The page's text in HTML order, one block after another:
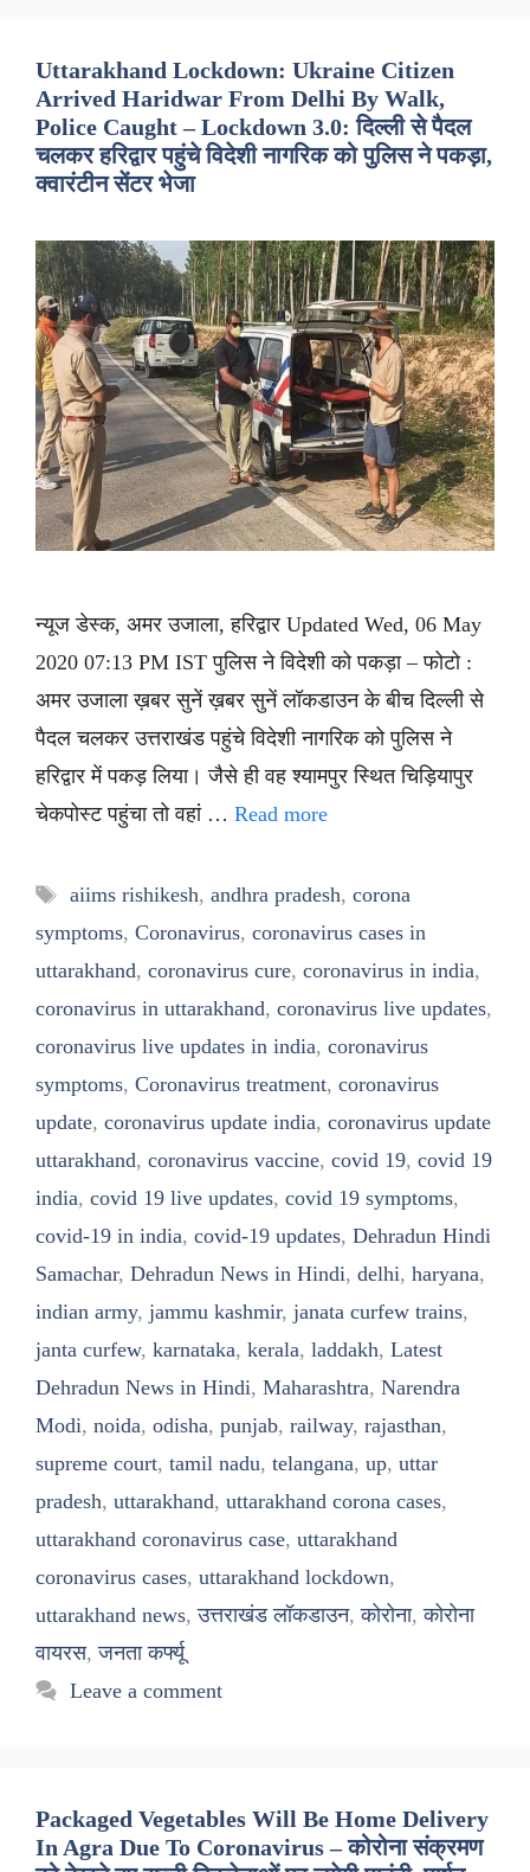
Uttarakhand Lockdown: Ukraine Citizen
Arrived Haridwar From Delhi By Walk,
Police Caught – Lockdown 3.0: दिल्ली से पैदल
चलकर हरिद्वार पहुंचे विदेशी नागरिक को पुलिस ने पकड़ा,
क्वारंटीन सेंटर भेजा
न्यूज डेस्क, अमर उजाला, हरिद्वार Updated Wed, 06 May
2020 07:13 PM IST पुलिस ने विदेशी को पकड़ा – फोटो :
अमर उजाला ख़बर सुनें ख़बर सुनें लॉकडाउन के बीच दिल्ली से
पैदल चलकर उत्तराखंड पहुंचे विदेशी नागरिक को पुलिस ने
हरिद्वार में पकड़ लिया। जैसे ही वह श्यामपुर स्थित चिड़ियापुर
चेकपोस्ट पहुंचा तो वहां … Read more
Tags
aiims rishikesh, andhra pradesh, corona
symptoms, Coronavirus, coronavirus cases in
uttarakhand, coronavirus cure, coronavirus in india,
coronavirus in uttarakhand, coronavirus live updates,
coronavirus live updates in india, coronavirus
symptoms, Coronavirus treatment, coronavirus
update, coronavirus update india, coronavirus update
uttarakhand, coronavirus vaccine, covid 19, covid 19
india, covid 19 live updates, covid 19 symptoms,
covid-19 in india, covid-19 updates, Dehradun Hindi
Samachar, Dehradun News in Hindi, delhi, haryana,
indian army, jammu kashmir, janata curfew trains,
janta curfew, karnataka, kerala, laddakh, Latest
Dehradun News in Hindi, Maharashtra, Narendra
Modi, noida, odisha, punjab, railway, rajasthan,
supreme court, tamil nadu, telangana, up, uttar
pradesh, uttarakhand, uttarakhand corona cases,
uttarakhand coronavirus case, uttarakhand
coronavirus cases, uttarakhand lockdown,
uttarakhand news,उत्तराखंड लॉकडाउन,कोरोना,कोरोना
वायरस,जनता कर्फ्यू
Leave a comment
Packaged Vegetables Will Be Home Delivery
In Agra Due To Coronavirus – कोरोना संक्रमण